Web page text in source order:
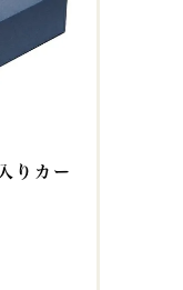
りカー